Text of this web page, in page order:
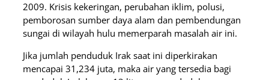
2009. Krisis kekeringan, perubahan iklim, polusi,
pemborosan sumber daya alam dan pembendungan
sungai di wilayah hulu memerparah masalah air ini.
Jika jumlah penduduk Irak saat ini diperkirakan
mencapai 31,234 juta, maka air yang tersedia bagi